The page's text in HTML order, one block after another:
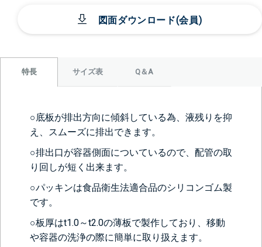
図面ダウンロード(会員)
特長 サイズ表 Q＆A
○底板が排出方向に傾斜している為、液残りを抑
え、スムーズに排出できます。
○排出口が容器側面についているので、配管の取
り回しが短く出来ます。
○パッキンは食品衛生法適合品のシリコンゴム製
です。
○板厚はt1.0～t2.0の薄板で製作しており、移動
や容器の洗浄の際に簡単に取り扱えます。